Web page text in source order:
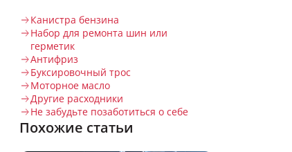
Канистра бензина
Набор для ремонта шин или
герметик
Антифриз
Буксировочный трос
Моторное масло
Другие расходники
Не забудьте позаботиться о себе
Похожие статьи